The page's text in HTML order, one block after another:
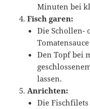
Minuten bei
Fisch garen:
Die Schollen-
Den Topf bei
lassen.
Anrichten:
Die